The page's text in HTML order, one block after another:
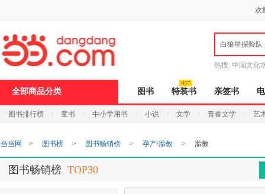
欢
白狼星探险队
热搜: 中国文化
全部商品分类 图书 特装书 亲签书
图书排行榜 童书 中小学用书 小说 文学 青春文学 艺
当当网 > 图书榜 > 图书畅销榜 > 孕产/胎教 > 胎教
图书畅销榜 TOP30
打
开
无
障
页
加